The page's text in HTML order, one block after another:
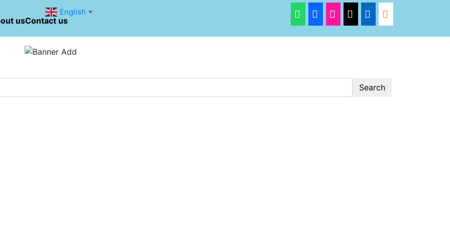
usContact us
Search
English ▼